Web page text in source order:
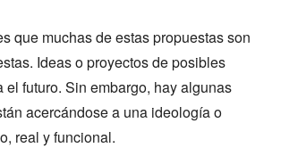
que muchas de estas propuestas son
Ideas o proyectos de posibles
el futuro. Sin embargo, hay algunas
acercándose a una ideología o
real y funcional.